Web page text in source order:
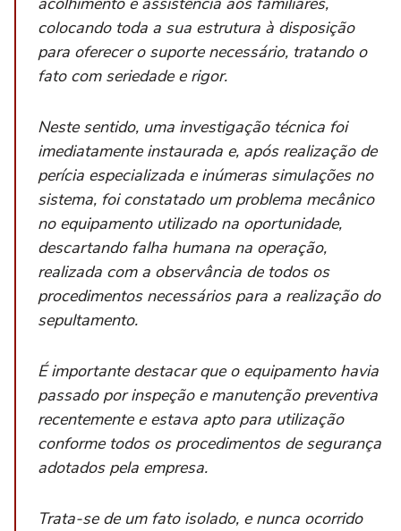
colocando toda a sua estrutura à disposição
para oferecer o suporte necessário, tratando o
fato com seriedade e rigor.
Neste sentido, uma investigação técnica foi
imediatamente instaurada e, após realização de
perícia especializada e inúmeras simulações no
sistema, foi constatado um problema mecânico
no equipamento utilizado na oportunidade,
descartando falha humana na operação,
realizada com a observância de todos os
procedimentos necessários para a realização do
sepultamento.
É importante destacar que o equipamento havia
passado por inspeção e manutenção preventiva
recentemente e estava apto para utilização
conforme todos os procedimentos de segurança
adotados pela empresa.
Trata-se de um fato isolado, e nunca ocorrido